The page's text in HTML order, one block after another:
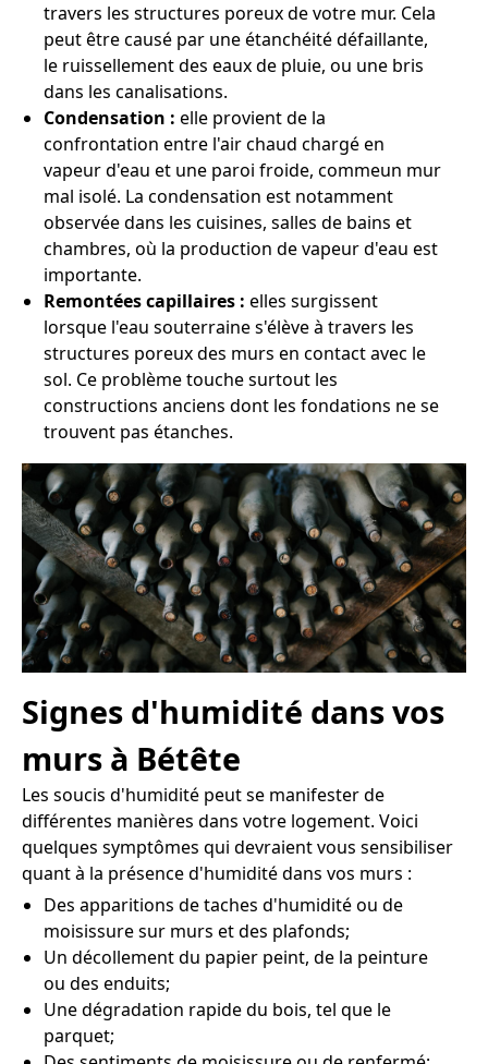
travers les structures poreux de votre mur. Cela
peut être causé par une étanchéité défaillante,
le ruissellement des eaux de pluie, ou une bris
dans les canalisations.
Condensation : elle provient de la
confrontation entre l'air chaud chargé en
vapeur d'eau et une paroi froide, commeun mur
mal isolé. La condensation est notamment
observée dans les cuisines, salles de bains et
chambres, où la production de vapeur d'eau est
importante.
Remontées capillaires : elles surgissent
lorsque l'eau souterraine s'élève à travers les
structures poreux des murs en contact avec le
sol. Ce problème touche surtout les
constructions anciens dont les fondations ne se
trouvent pas étanches.
Signes d'humidité dans vos
murs à Bétête
Les soucis d'humidité peut se manifester de
différentes manières dans votre logement. Voici
quelques symptômes qui devraient vous sensibiliser
quant à la présence d'humidité dans vos murs :
Des apparitions de taches d'humidité ou de
moisissure sur murs et des plafonds;
Un décollement du papier peint, de la peinture
ou des enduits;
Une dégradation rapide du bois, tel que le
parquet;